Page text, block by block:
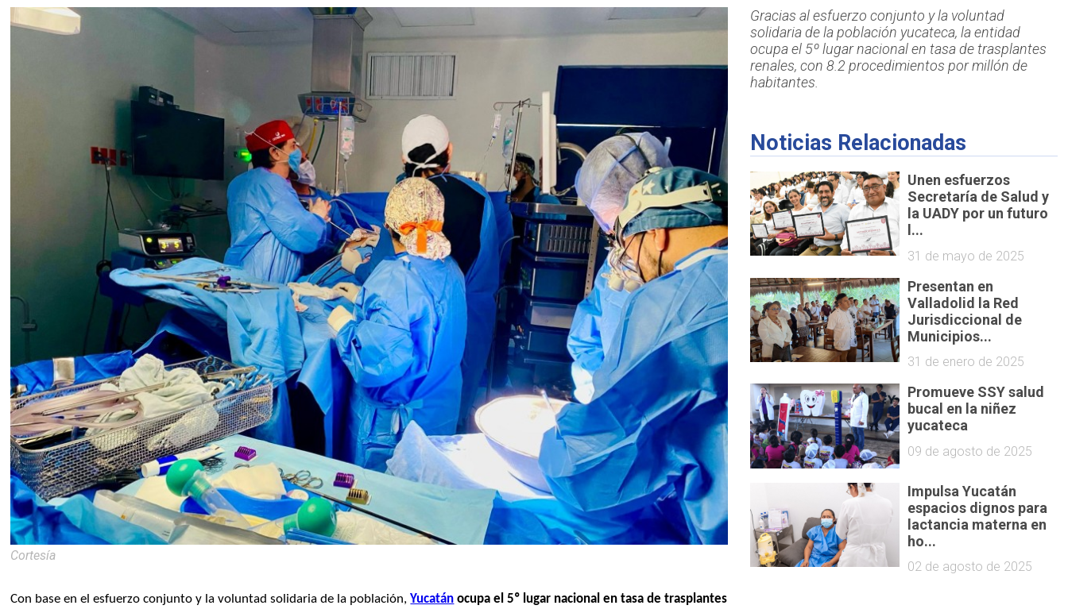
Cortesía
Con base en el esfuerzo conjunto y la voluntad solidaria de la población, Yucatán ocupa el 5º lugar nacional en tasa de trasplantes
Gracias al esfuerzo conjunto y la voluntad
solidaria de la población yucateca, la entidad
ocupa el 5º lugar nacional en tasa de trasplantes
renales, con 8.2 procedimientos por millón de
habitantes.
Noticias Relacionadas
Unen esfuerzos
Secretaría de Salud y
la UADY por un futuro
l...
31 de mayo de 2025
Presentan en
Valladolid la Red
Jurisdiccional de
Municipios...
31 de enero de 2025
Promueve SSY salud
bucal en la niñez
yucateca
09 de agosto de 2025
Impulsa Yucatán
espacios dignos para
lactancia materna en
ho...
02 de agosto de 2025